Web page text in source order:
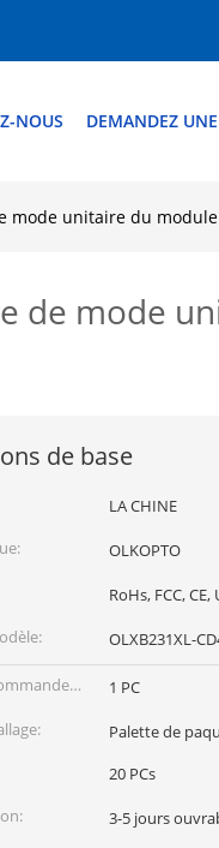
NOUS DEMANDEZ
unitaire du module
de mode
de base
LA CHINE
OLKOPTO
RoHs, FCC,
OLXB231XL-
1 PC
Palette de
20 PCs
3-5 jours